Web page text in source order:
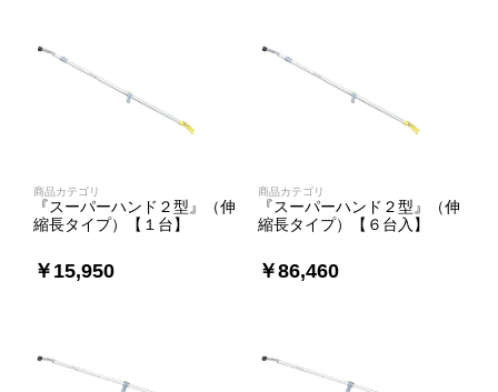
商品カテゴリ
『スーパーハンド２型』（伸
縮長タイプ）【１台】
￥15,950
商品カテゴリ
『スーパーハンド２型』（伸
縮長タイプ）【６台入】
￥86,460